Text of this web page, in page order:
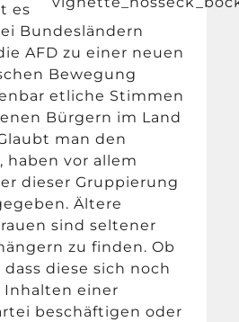
es
Bundesländern
AFD zu einer neuen
Bewegung
etliche Stimmen
Bürgern im Land
man den
haben vor allem
dieser Gruppierung
Ältere
sind seltener
zu finden. Ob
diese sich noch
einer
beschäftigen oder